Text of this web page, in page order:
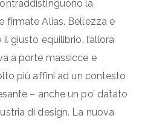
la
firmate Alias. Bellezza e
giusto equilibrio, l’allora
a porte massicce e
più affini ad un contesto
– anche un po’ datato
di design. La nuova